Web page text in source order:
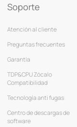
Soporte
Atención al cliente
Preguntas frecuentes
Garantía
TDP&CPU Zócalo
Compatibilidad
Tecnología anti fugas
Centro de descargas de
software